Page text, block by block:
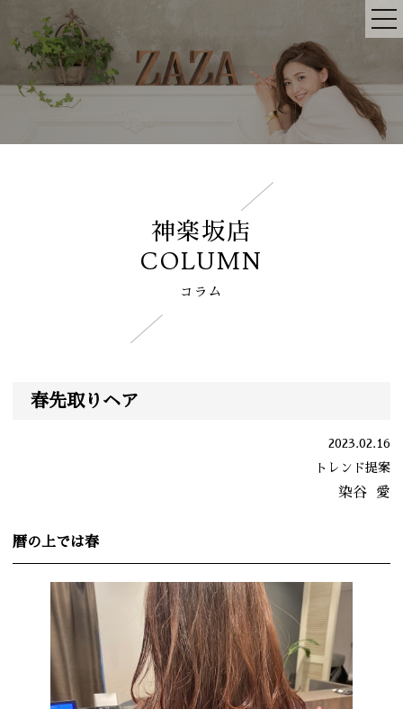
神楽坂店
COLUMN
コラム
春先取りヘア
2023.02.16
トレンド提案
染谷 愛
暦の上では春